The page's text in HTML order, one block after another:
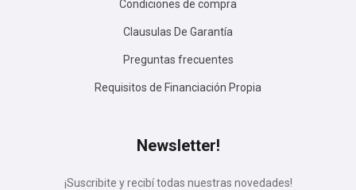
Condiciones de compra
Clausulas De Garantía
Preguntas frecuentes
Requisitos de Financiación Propia
Newsletter!
¡Suscribite y recibí todas nuestras novedades!